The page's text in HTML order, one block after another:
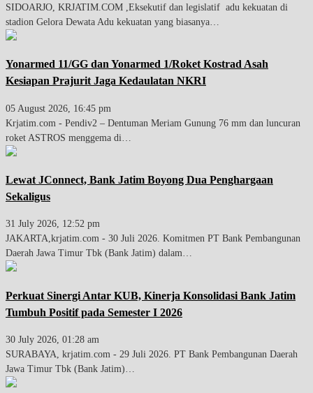
SIDOARJO, KRJATIM.COM ,Eksekutif dan legislatif adu kekuatan di
stadion Gelora Dewata Adu kekuatan yang biasanya…
Yonarmed 11/GG dan Yonarmed 1/Roket Kostrad Asah
Kesiapan Prajurit Jaga Kedaulatan NKRI
05 August 2026, 16:45 pm
Krjatim.com - Pendiv2 – Dentuman Meriam Gunung 76 mm dan luncuran
roket ASTROS menggema di…
Lewat JConnect, Bank Jatim Boyong Dua Penghargaan
Sekaligus
31 July 2026, 12:52 pm
JAKARTA,krjatim.com - 30 Juli 2026. Komitmen PT Bank Pembangunan
Daerah Jawa Timur Tbk (Bank Jatim) dalam…
Perkuat Sinergi Antar KUB, Kinerja Konsolidasi Bank Jatim
Tumbuh Positif pada Semester I 2026
30 July 2026, 01:28 am
SURABAYA, krjatim.com - 29 Juli 2026. PT Bank Pembangunan Daerah
Jawa Timur Tbk (Bank Jatim)…